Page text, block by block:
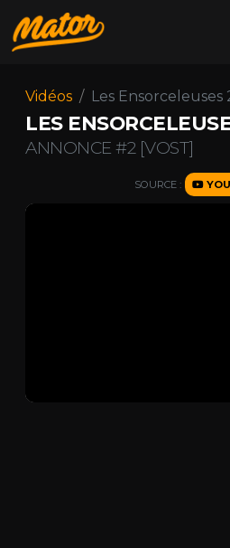
Vidéos Les Ensorceleuses
LES
ANNONCE #2 [VOST]
SOURCE :